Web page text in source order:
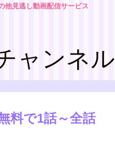
他見逃し動画配信サービス
ャンネル
料で1話～全話